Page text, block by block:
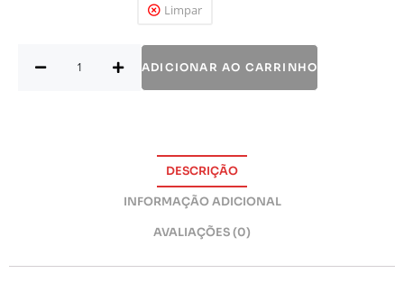
Limpar
ADICIONAR AO CARRINHO
DESCRIÇÃO
INFORMAÇÃO ADICIONAL
AVALIAÇÕES (0)